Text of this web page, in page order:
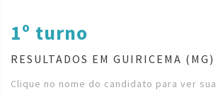
1º turno
RESULTADOS EM GUIRICEMA (MG)
Clique no nome do candidato para ver